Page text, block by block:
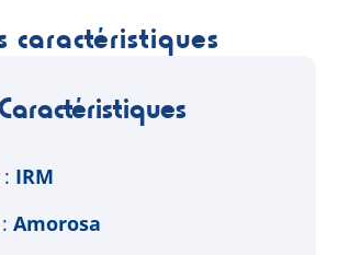
caractéristiques
IRM
Amorosa